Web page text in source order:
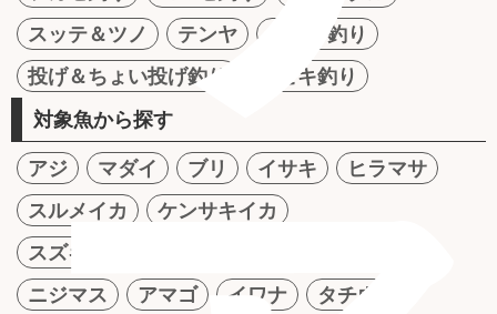
スッテ＆ツノ
テンヤ
かかり釣り
投げ＆ちょい投げ釣り
サビキ釣り
対象魚から探す
アジ マダイ ブリ イサキ
ヒラマサ
スルメイカ
ケンサキイカ
スズキ（シーバス）
ニジマス
アマゴ イワナ
タチウオ